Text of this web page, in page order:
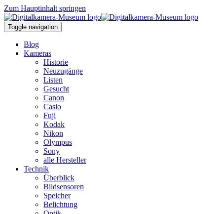
Zum Hauptinhalt springen
Toggle navigation
Blog
Kameras
Historie
Neuzugänge
Listen
Gesucht
Canon
Casio
Fuji
Kodak
Nikon
Olympus
Sony
alle Hersteller
Technik
Überblick
Bildsensoren
Speicher
Belichtung